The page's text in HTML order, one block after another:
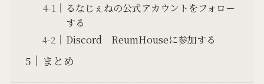
るなじぇねの公式アカウントをフォロー
する
Discord ReumHouseに参加する
まとめ